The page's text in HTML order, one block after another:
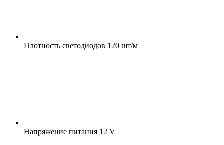
Плотность светодиодов 120 шт/м
Напряжение питания 12 V